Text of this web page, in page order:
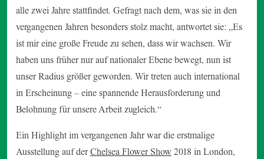
alle zwei Jahre stattfindet. Gefragt nach dem, was sie in den
vergangenen Jahren besonders stolz macht, antwortet sie: „Es
ist mir eine große Freude zu sehen, dass wir wachsen. Wir
haben uns früher nur auf nationaler Ebene bewegt, nun ist
unser Radius größer geworden. Wir treten auch international
in Erscheinung – eine spannende Herausforderung und
Belohnung für unsere Arbeit zugleich.“
Ein Highlight im vergangenen Jahr war die erstmalige
Ausstellung auf derChelsea Flower Show 2018 in London,